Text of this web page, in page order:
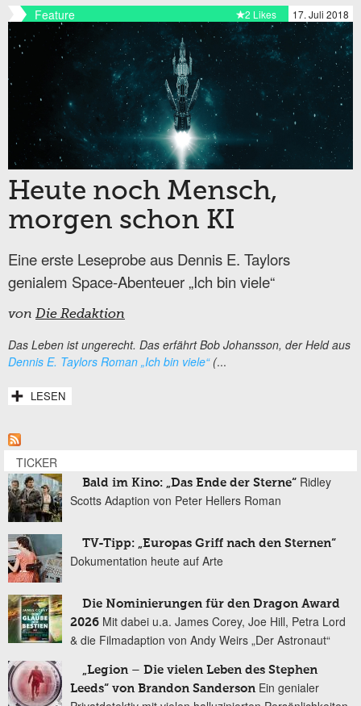
Feature 17. Juli 2018
2 Likes
Heute noch Mensch,
morgen schon KI
Eine erste Leseprobe aus Dennis E. Taylors
genialem Space-Abenteuer „Ich bin viele“
von Die Redaktion
Das Leben ist ungerecht. Das erfährt Bob Johansson, der Held aus
Dennis E. Taylors Roman „Ich bin viele“(...
LESEN
TICKER
Bald im Kino: „Das Ende der Sterne“ Ridley
Scotts Adaption von Peter Hellers Roman
TV-Tipp: „Europas Griff nach den Sternen“
Dokumentation heute auf Arte
Die Nominierungen für den Dragon Award
2026 Mit dabei u.a. James Corey, Joe Hill, Petra Lord
& die Filmadaption von Andy Weirs „Der Astronaut“
„Legion – Die vielen Leben des Stephen
Leeds“ von Brandon Sanderson Ein genialer